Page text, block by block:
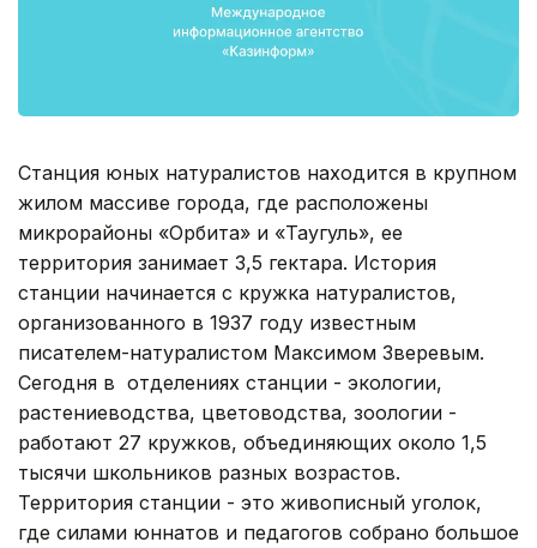
Станция юных натуралистов находится в крупном
жилом массиве города, где расположены
микрорайоны «Орбита» и «Таугуль», ее
территория занимает 3,5 гектара. История
станции начинается с кружка натуралистов,
организованного в 1937 году известным
писателем-натуралистом Максимом Зверевым.
Сегодня в отделениях станции - экологии,
растениеводства, цветоводства, зоологии -
работают 27 кружков, объединяющих около 1,5
тысячи школьников разных возрастов.
Территория станции - это живописный уголок,
где силами юннатов и педагогов собрано большое